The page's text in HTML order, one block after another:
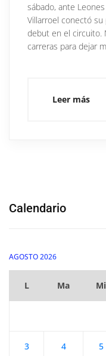
sábado, ante
Villarroel conectó su
debut en el circuito.
carreras para dejar
Leer más
Calendario
AGOSTO 2026
L Ma Mi
3 4 5